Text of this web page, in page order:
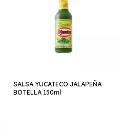
SALSA YUCATECO JALAPEÑA
BOTELLA 150ml